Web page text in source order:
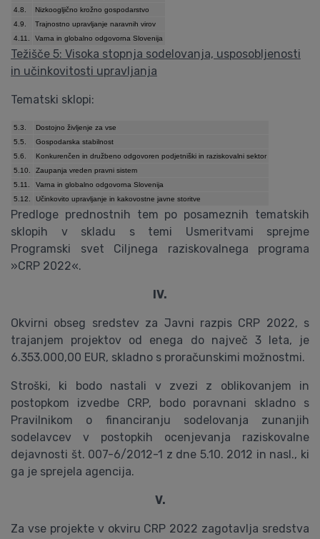
4.8.
Nizkoogljično krožno gospodarstvo
4.9.
Trajnostno upravljanje naravnih virov
4.11.
Varna in globalno odgovorna Slovenija
Težišče 5: Visoka stopnja sodelovanja, usposobljenosti
in učinkovitosti upravljanja
Tematski sklopi:
5.3.
Dostojno življenje za vse
5.5.
Gospodarska stabilnost
5.6.
Konkurenčen in družbeno odgovoren podjetniški in raziskovalni sektor
5.10.
Zaupanja vreden pravni sistem
5.11.
Varna in globalno odgovorna Slovenija
5.12.
Učinkovito upravljanje in kakovostne javne storitve
Predloge prednostnih tem po posameznih tematskih
sklopih v skladu s temi Usmeritvami sprejme
Programski svet Ciljnega raziskovalnega programa
»CRP 2022«.
IV.
Okvirni obseg sredstev za Javni razpis CRP 2022, s
trajanjem projektov od enega do največ 3 leta, je
6.353.000,00 EUR, skladno s proračunskimi možnostmi.
Stroški, ki bodo nastali v zvezi z oblikovanjem in
postopkom izvedbe CRP, bodo poravnani skladno s
Pravilnikom o financiranju sodelovanja zunanjih
sodelavcev v postopkih ocenjevanja raziskovalne
dejavnosti št. 007-6/2012-1 z dne 5.10. 2012 in nasl., ki
ga je sprejela agencija.
V.
Za vse projekte v okviru CRP 2022 zagotavlja sredstva